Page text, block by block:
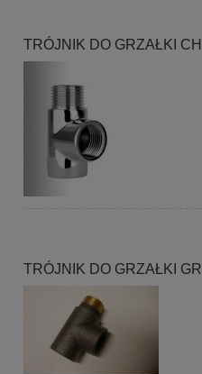
TRÓJNIK DO GRZAŁKI
TRÓJNIK DO GRZAŁKI